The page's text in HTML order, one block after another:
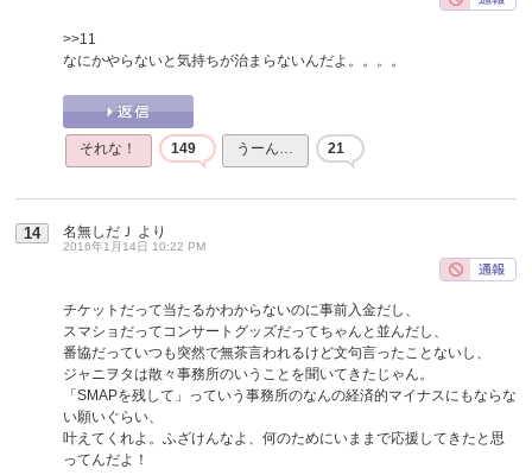
>>11
なにかやらないと気持ちが治まらないんだよ。。。。
それな！ 149 うーん… 21
14 名無しだＪ より
2016年1月14日 10:22 PM
チケットだって当たるかわからないのに事前入金だし、
スマショだってコンサートグッズだってちゃんと並んだし、
番協だっていつも突然で無茶言われるけど文句言ったことないし、
ジャニヲタは散々事務所のいうことを聞いてきたじゃん。
「SMAPを残して」っていう事務所のなんの経済的マイナスにもならな
い願いぐらい、
叶えてくれよ。ふざけんなよ、何のためにいままで応援してきたと思
ってんだよ！